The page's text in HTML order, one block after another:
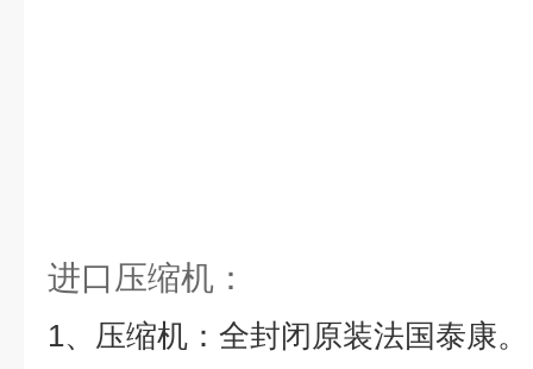
进口压缩机：
1、压缩机：全封闭原装法国泰康。